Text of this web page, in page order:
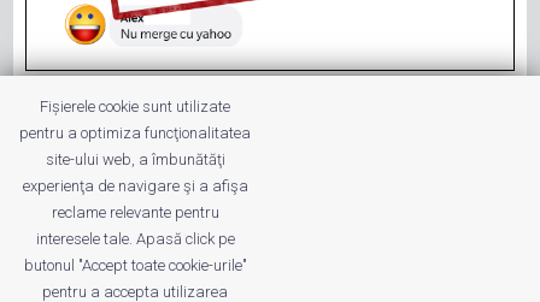
Examenul IMM Invest - proba email
Situația asta mi se pare că este un examen
care ar fi putut fi trecut foarte ușor. Insă se
pare că nu este cazul. În general, oriunde
ne uităm dăm peste un "antreprenor". Deja
cuvântul ăsta și-a pierdut orice valoare iar
oame ...
Fișierele cookie sunt utilizate
pentru a optimiza funcţionalitatea
site-ului web, a îmbunătăţi
experienţa de navigare şi a afişa
reclame relevante pentru
interesele tale. Apasă click pe
butonul "Accept toate cookie-urile"
pentru a accepta utilizarea